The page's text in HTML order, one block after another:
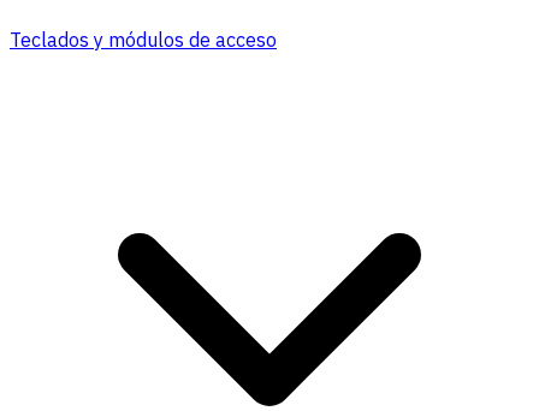
Teclados y módulos de acceso